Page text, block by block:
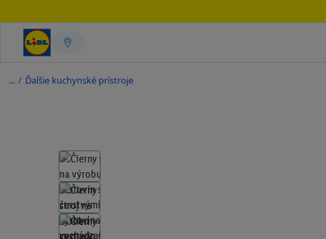
/ Ďalšie kuchynské prístroje